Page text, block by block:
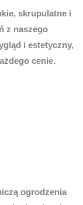
skrupulatne i
z naszego
i estetyczny,
cenie.
ogrodzenia